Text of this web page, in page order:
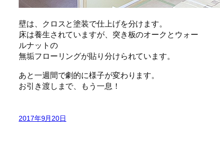
壁は、クロスと塗装で仕上げを分けます。
床は養生されていますが、突き板のオークとウォー
ルナットの
無垢フローリングが貼り分けられています。
あと一週間で劇的に様子が変わります。
お引き渡しまで、もう一息！
2017年9月20日